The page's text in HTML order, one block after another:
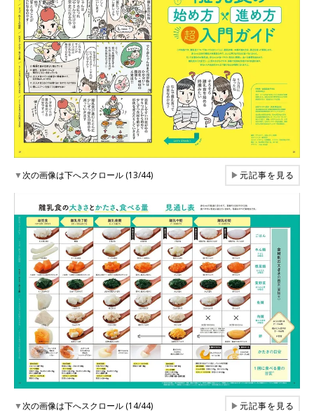
▼次の画像は下へスクロール (13/44) ▶元記事を見る
▼次の画像は下へスクロール (14/44) ▶元記事を見る